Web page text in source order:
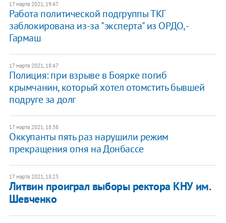
17 марта 2021, 19:47
Работа политической подгруппы ТКГ
заблокирована из-за "эксперта" из ОРДО, -
Гармаш
17 марта 2021, 18:47
Полиция: при взрыве в Боярке погиб
крымчанин, который хотел отомстить бывшей
подруге за долг
17 марта 2021, 18:38
Оккупанты пять раз нарушили режим
прекращения огня на Донбассе
17 марта 2021, 18:23
Литвин проиграл выборы ректора КНУ им.
Шевченко